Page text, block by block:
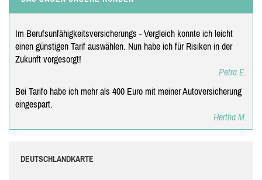
Im Berufsunfähigkeitsversicherungs - Vergleich konnte ich leicht
einen günstigen Tarif auswählen. Nun habe ich für Risiken in der
Zukunft vorgesorgt!
Petra E.
Bei Tarifo habe ich mehr als 400 Euro mit meiner Autoversicherung
eingespart.
Hertha M.
DEUTSCHLANDKARTE